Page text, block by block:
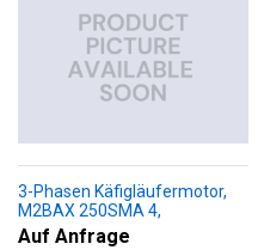
3-Phasen Käfigläufermotor,
M2BAX 250SMA 4,
+188+230+451+009
Auf Anfrage